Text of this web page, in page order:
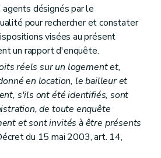
désignés par le
pour rechercher et constater
visées au présent
un rapport d'enquête.
réels sur un logement et,
en location, le bailleur et
s'ils ont été identifiés, sont
de toute enquête
et sont invités à être présents
du 15 mai 2003, art. 14,